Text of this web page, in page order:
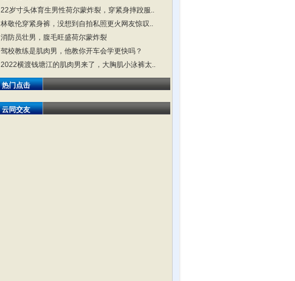
22岁寸头体育生男性荷尔蒙炸裂，穿紧身摔跤服..
林敬伦穿紧身裤，没想到自拍私照更火网友惊叹..
消防员壮男，腹毛旺盛荷尔蒙炸裂
驾校教练是肌肉男，他教你开车会学更快吗？
2022横渡钱塘江的肌肉男来了，大胸肌小泳裤太..
热门点击
云同交友